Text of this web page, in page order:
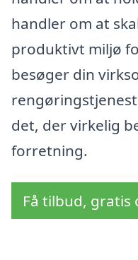
handler om at
produktivt miljø
besøger din
det, der virkelig
forretning.
Få tilbud,